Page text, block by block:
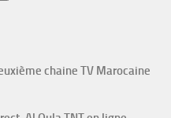
chaine TV Marocaine